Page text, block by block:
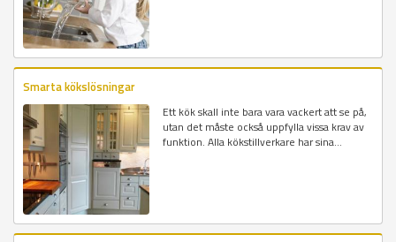
Smarta kökslösningar
Ett kök skall inte bara vara vackert att se på,
utan det måste också uppfylla vissa krav av
funktion. Alla kökstillverkare har sina...